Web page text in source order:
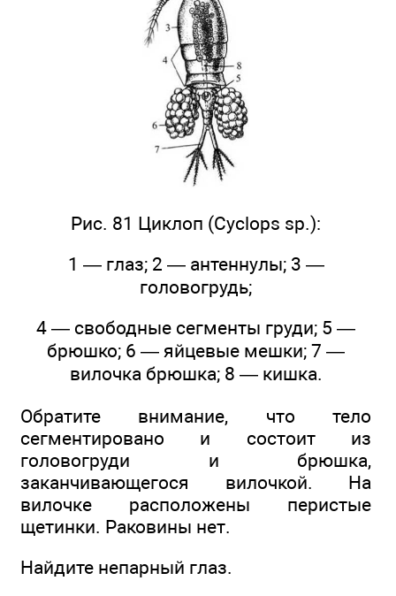
Рис. 81 Циклоп (Cyclops sp.):
1 — глаз; 2 — антеннулы; 3 —
головогрудь;
4 — свободные сегменты груди; 5 —
брюшко; 6 — яйцевые мешки; 7 —
вилочка брюшка; 8 — кишка.
Обратите внимание, что тело
сегментировано и состоит из
головогруди и брюшка,
заканчивающегося вилочкой. На
вилочке расположены перистые
щетинки. Раковины нет.
Найдите непарный глаз.